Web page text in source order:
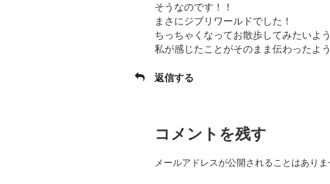
そうなのです！！
まさにジブリワールドでした！
ちっちゃくなってお散歩してみたいよ
私が感じたことがそのまま伝わったよ
返信する
コメントを残す
メールアドレスが公開されることはありま